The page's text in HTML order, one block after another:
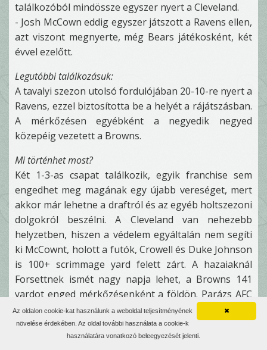
találkozóból mindössze egyszer nyert a Cleveland.
- Josh McCown eddig egyszer játszott a Ravens ellen,
azt viszont megnyerte, még Bears játékosként, két
évvel ezelőtt.
Legutóbbi találkozásuk:
A tavalyi szezon utolsó fordulójában 20-10-re nyert a
Ravens, ezzel biztosította be a helyét a rájátszásban.
A mérkőzésen egyébként a negyedik negyed
közepéig vezetett a Browns.
Mi történhet most?
Két 1-3-as csapat találkozik, egyik franchise sem
engedhet meg magának egy újabb vereséget, mert
akkor már lehetne a draftról és az egyéb holtszezoni
dolgokról beszélni. A Cleveland van nehezebb
helyzetben, hiszen a védelem egyáltalán nem segíti
ki McCownt, holott a futók, Crowell és Duke Johnson
is 100+ scrimmage yard felett zárt. A hazaiaknál
Forsettnek ismét nagy napja lehet, a Browns 141
yardot enged mérkőzésenként a földön. Parázs AFC
North rangadóra van kilátás, ha a vendégek
vereséggel távoznak, nem lesz meglepő, ha
edzőváltással kapcsolatos pletykák szárnyra kapnak.
✖
Az oldalon cookie-kat használunk a weboldal teljesítményének
növelése érdekében. Az oldal további használata a cookie-k
használatára vonatkozó beleegyezését jelenti.